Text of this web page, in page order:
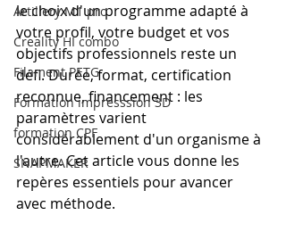
Artillery M1 pro
Creality HI combo
Filament PETG
Formation impresssion 3D
formation CPF
SNAPMAKER
le choix d'un programme adapté à
votre profil, votre budget et vos
objectifs professionnels reste un
défi. Durée, format, certification
reconnue, financement : les
paramètres varient
considérablement d'un organisme à
l'autre. Cet article vous donne les
repères essentiels pour avancer
avec méthode.